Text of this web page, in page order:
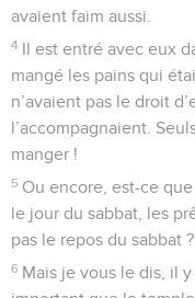
avaient faim aussi.
4 Il est entré avec eux
mangé les pains qui
n’avaient pas le droit
l’accompagnaient.
manger !
5 Ou encore, est-ce
le jour du sabbat, les
pas le repos du sabbat
6 Mais je vous le dis, il